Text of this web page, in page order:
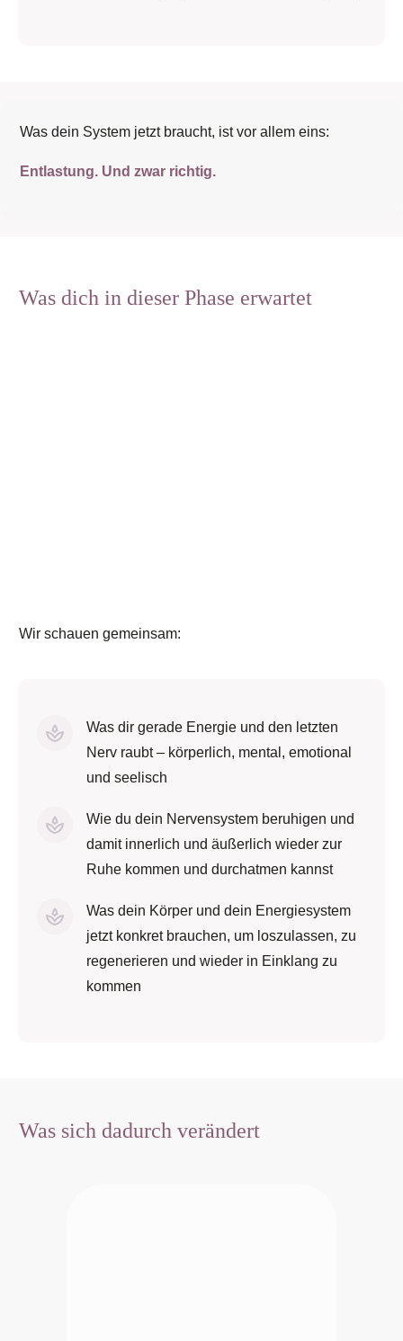
Was dein System jetzt braucht, ist vor allem eins:
Entlastung. Und zwar richtig.
Was dich in dieser Phase erwartet
Wir schauen gemeinsam:
Was dir gerade Energie und den letzten
Nerv raubt – körperlich, mental, emotional
und seelisch
Wie du dein Nervensystem beruhigen und
damit innerlich und äußerlich wieder zur
Ruhe kommen und durchatmen kannst
Was dein Körper und dein Energiesystem
jetzt konkret brauchen, um loszulassen, zu
regenerieren und wieder in Einklang zu
kommen
Was sich dadurch verändert